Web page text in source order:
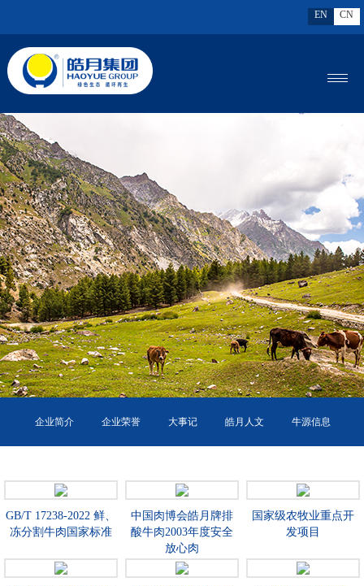
EN CN
MENU
企业简介 企业荣誉 大事记 皓月人文 牛源信息
GB/T 17238-2022 鲜、
冻分割牛肉国家标准
中国肉博会皓月牌排
酸牛肉2003年度安全
放心肉
国家级农牧业重点开
发项目